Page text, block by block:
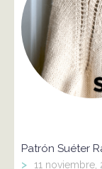
Patrón Suéter
> 11 noviembre,